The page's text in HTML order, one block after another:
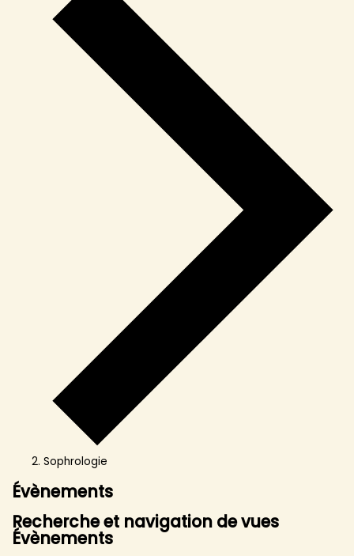
Sophrologie
Évènements
Recherche et navigation de vues
Évènements